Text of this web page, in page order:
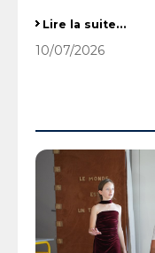
RESULTAT BREVET
Lire la suite…
10/07/2026